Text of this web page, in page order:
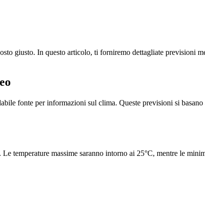
giusto. In questo articolo, ti forniremo dettagliate previsioni
fonte per informazioni sul clima. Queste previsioni si
temperature massime saranno intorno ai 25°C, mentre le